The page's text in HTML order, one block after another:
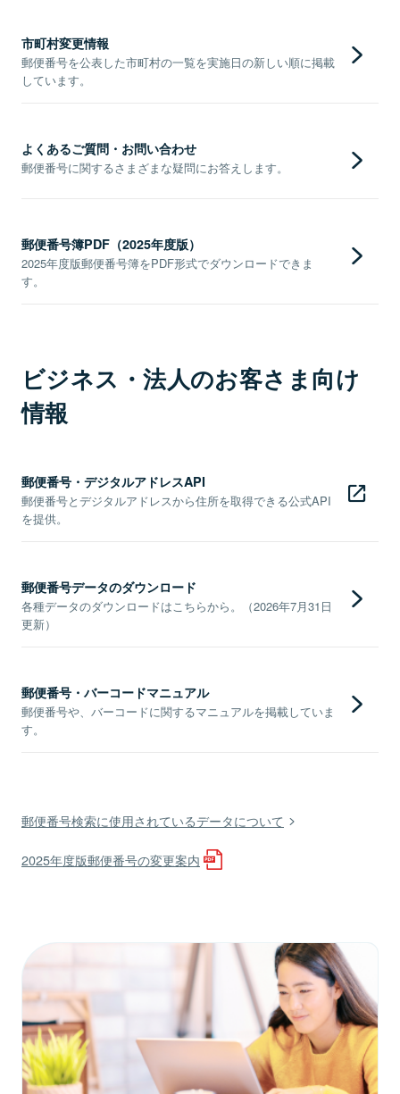
市町村変更情報
郵便番号を公表した市町村の一覧を実施日の新しい順に掲載
しています。
よくあるご質問・お問い合わせ
郵便番号に関するさまざまな疑問にお答えします。
郵便番号簿PDF（2025年度版）
2025年度版郵便番号簿をPDF形式でダウンロードできま
す。
ビジネス・法人のお客さま向け
情報
郵便番号・デジタルアドレスAPI
郵便番号とデジタルアドレスから住所を取得できる公式API
を提供。
郵便番号データのダウンロード
各種データのダウンロードはこちらから。（2026年7月31日
更新）
郵便番号・バーコードマニュアル
郵便番号や、バーコードに関するマニュアルを掲載していま
す。
郵便番号検索に使用されているデータについて
2025年度版郵便番号の変更案内